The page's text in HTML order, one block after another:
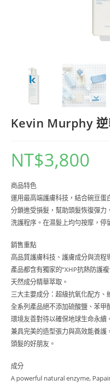
Kevin Murphy
NT$3,800
商品特色
運用最高端護膚科技，結合碗豆
分鎖進受損髮，幫助頭髮恢復彈
洗護程序。在濕髮上均勻按摩，停
銷售重點
高品質護膚科技、護膚成分與流
產品都含有獨家的“XHP抗熱防護
天然成分精華萃取。
三大主要成分：超級抗氧化配方、
全系列產品絕不添加硫酸鹽、苯
環境友善對待以確保地球生命永續
兼具完美的造型張力與高效能養
頭髮的好朋友。
成分
A powerful natural enzyme,